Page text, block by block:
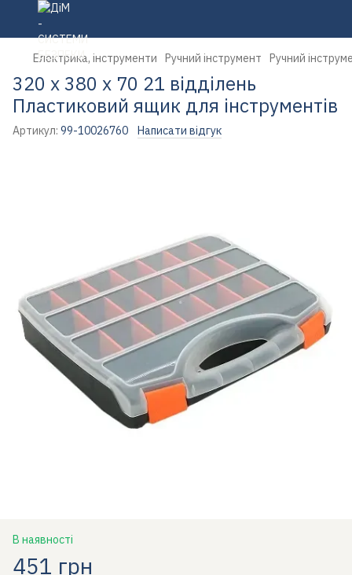
Електрика, інструменти Ручний інструмент Ручний
320 х 380 х 70 21 відділень
Пластиковий ящик для інструментів
Артикул: 99-10026760 Написати відгук
В наявності
451 грн